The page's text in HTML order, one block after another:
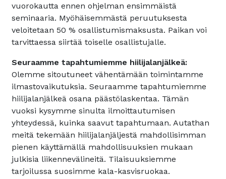
vuorokautta ennen ohjelman ensimmäistä
seminaaria. Myöhäisemmästä peruutuksesta
veloitetaan 50 % osallistumismaksusta. Paikan voi
tarvittaessa siirtää toiselle osallistujalle.
Seuraamme tapahtumiemme hiilijalanjälkeä:
Olemme sitoutuneet vähentämään toimintamme
ilmastovaikutuksia. Seuraamme tapahtumiemme
hiilijalanjälkeä osana päästölaskentaa. Tämän
vuoksi kysymme sinulta ilmoittautumisen
yhteydessä, kuinka saavut tapahtumaan. Autathan
meitä tekemään hiilijalanjäljestä mahdollisimman
pienen käyttämällä mahdollisuuksien mukaan
julkisia liikennevälineitä. Tilaisuuksiemme
tarjoilussa suosimme kala-kasvisruokaa.